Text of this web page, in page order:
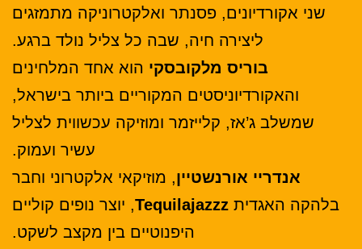
שני אקורדיונים, פסנתר ואלקטרוניקה מתמזגים
ליצירה חיה, שבה כל צליל נולד ברגע.
בוריס מלקובסקי הוא אחד המלחינים
והאקורדיוניסטים המקוריים ביותר בישראל,
שמשלב ג’אז, קלייזמר ומוזיקה עכשווית לצליל
עשיר ועמוק.
אנדריי אורנשטיין, מוזיקאי אלקטרוני וחבר
בלהקה האגדית Tequilajazzz, יוצר נופים קוליים
היפנוטיים בין מקצב לשקט.